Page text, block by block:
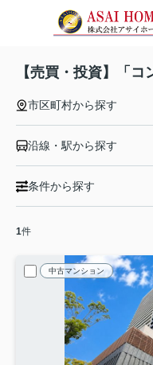
【売買・投資】「
市区町村から探す
沿線・駅から探す
条件から探す
1件
中古マンション